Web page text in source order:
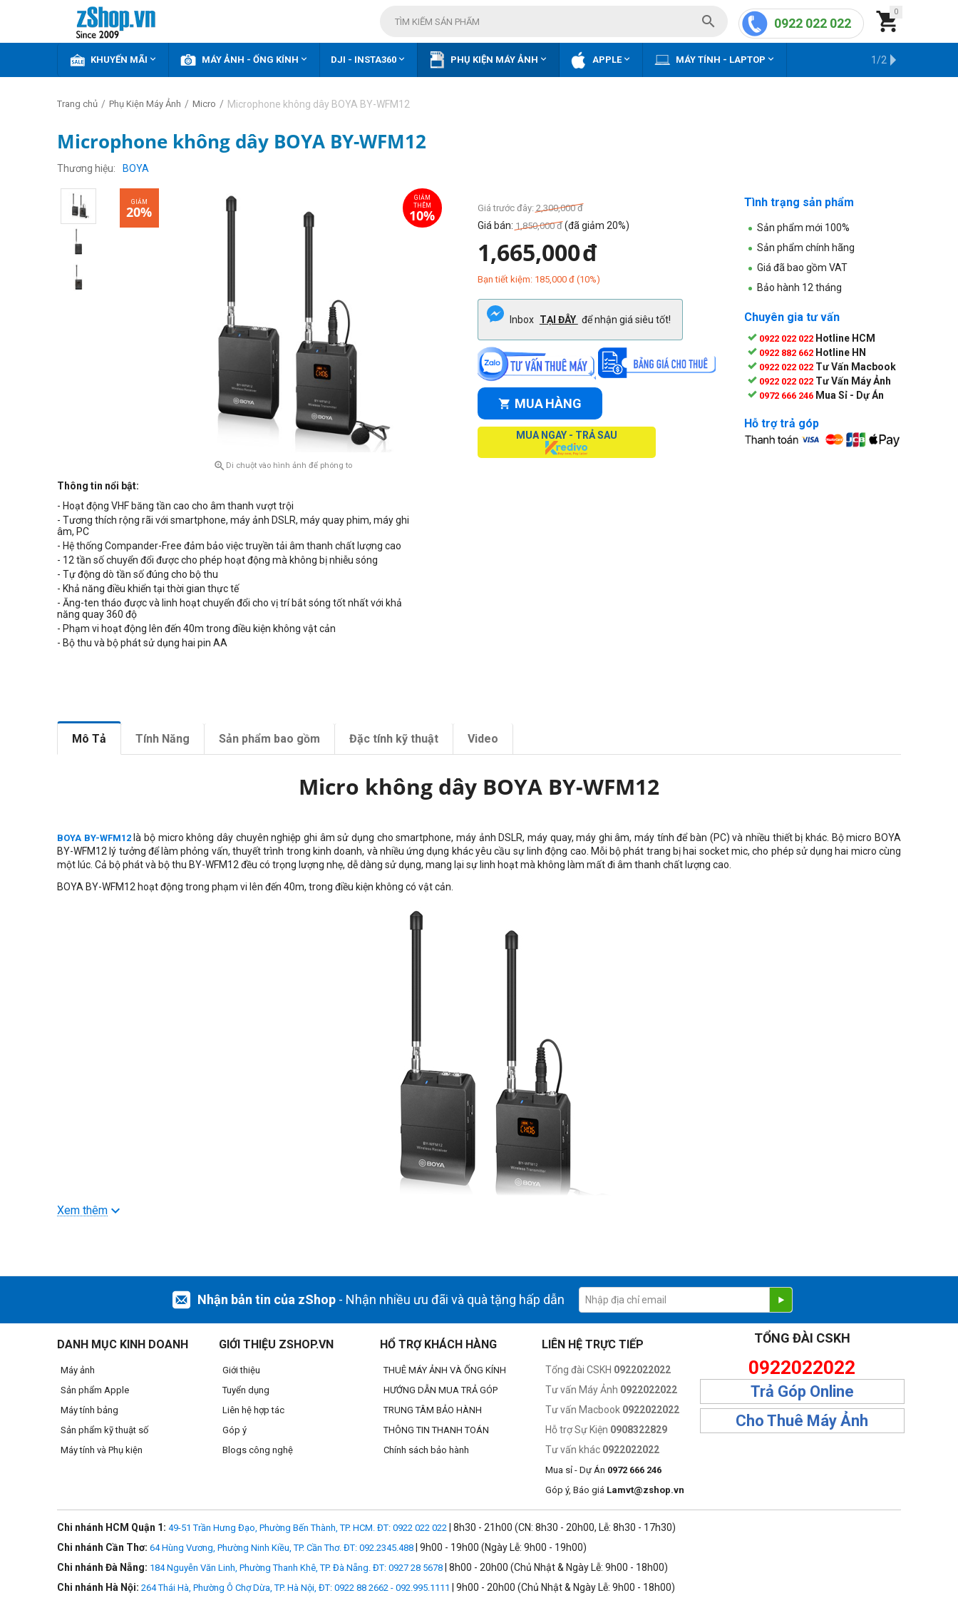
0

0922 022 022

KHUYẾN MÃI  MÁY ẢNH - ỐNG KÍNH  DJI - INSTA360  PHỤ KIỆN MÁY ẢNH  APPLE MÁY TÍNH - LAPTOP  KHO HÀNG CŨ
1/2
Trang chủ / Phụ Kiện Máy Ảnh / Micro / Microphone không dây BOYA BY-WFM12
Microphone không dây BOYA BY-WFM12
Thương hiệu BOYA
20%
 Di chuột vào hình ảnh để phóng to
Thông tin nổi bật:
- Hoạt động VHF băng tần cao cho âm thanh vượt trội
- Tương thích rộng rãi với smartphone, máy ảnh DSLR, máy quay phim, máy ghi
âm, PC
- Hệ thống Compander-Free đảm bảo việc truyền tải âm thanh chất lượng cao
- 12 tần số chuyển đổi được cho phép hoạt động mà không bị nhiễu sóng
- Tự động dò tần số đúng cho bộ thu
- Khả năng điều khiển tại thời gian thực tế
- Ăng-ten tháo được và linh hoạt chuyển đổi cho vị trí bắt sóng tốt nhất với khả
năng quay 360 độ
- Phạm vi hoạt động lên đến 40m trong điều kiện không vật cản
- Bộ thu và bộ phát sử dụng hai pin AA
Giá trước đây: 2,300,000 đ
Giá bán: 1,850,000 đ(đã giảm 20%)
1,665,000đ
Bạn tiết kiệm: 185,000đ(10%)
Inbox TẠI ĐÂY để nhận giá siêu tốt!
MUA HÀNG
MUA NGAY - TRẢ SAU
Tình trạng sản phẩm
Sản phẩm mới 100%
Sản phẩm chính hãng
Giá đã bao gồm VAT
Bảo hành 12 tháng
Chuyên gia tư vấn
0922 022 022 Hotline HCM
0922 882 662 Hotline HN
0922 022 022 Tư Vấn Macbook
0922 022 022 Tư Vấn Máy Ảnh
0972 666 246 Mua Sỉ - Dự Án
Hỗ trợ trả góp
Mô Tả Tính Năng Sản phẩm bao gồm Đặc tính kỹ thuật Video
Micro không dây BOYA BY-WFM12
BOYA BY-WFM12là bộ micro không dây chuyên nghiệp ghi âm sử dụng cho smartphone, máy ảnh DSLR, máy quay, máy ghi âm, máy tính để bàn (PC) và nhiều thiết bị khác. Bộ micro BOYA
BY-WFM12 lý tưởng để làm phỏng vấn, thuyết trình trong kinh doanh, và nhiều ứng dụng khác yêu cầu sự linh động cao. Mỗi bộ phát trang bị hai socket mic, cho phép sử dụng hai micro cùng
một lúc. Cả bộ phát và bộ thu BY-WFM12 đều có trọng lượng nhẹ, dễ dàng sử dụng, mang lại sự linh hoạt mà không làm mất đi âm thanh chất lượng cao.
BOYA BY-WFM12 hoạt động trong phạm vi lên đến 40m, trong điều kiện không có vật cản.
- Hoạt động VHF băng tần cao cho âm thanh vượt trội
- Tương thích rộng rãi với smartphone, máy ảnh DSLR, máy quay phim, máy ghi âm, PC
- Hệ thống Compander-Free đảm bảo việc truyền tải âm thanh chất lượng cao
- 12 tần số chuyển đổi được cho phép hoạt động mà không bị nhiễu sóng
- Khả năng điều khiển tại thời gian thực tế
- Bộ thu và bộ phát sử dụng hai pin AA
>>> Xem thêm sản phẩm
Xem thêm
Nhận bản tin của zShop - Nhận nhiều ưu đãi và quà tặng hấp dẫn
DANH MỤC KINH DOANH
Máy ảnh
Sản phẩm Apple
Máy tính bảng
Sản phẩm kỹ thuật số
Máy tính và Phụ kiện
GIỚI THIỆU ZSHOP.VN
Giới thiệu
Tuyển dụng
Liên hệ hợp tác
Góp ý
Blogs công nghệ
HỔ TRỢ KHÁCH HÀNG
THUÊ MÁY ẢNH VÀ ỐNG KÍNH
HƯỚNG DẪN MUA TRẢ GÓP
TRUNG TÂM BẢO HÀNH
THÔNG TIN THANH TOÁN
Chính sách bảo hành
LIÊN HỆ TRỰC TIẾP
Tổng đài CSKH 0922022022
Tư vấn Máy Ảnh 0922022022
Tư vấn Macbook 0922022022
Hỗ trợ Sự Kiện 0908322829
Tư vấn khác 0922022022
Mua sỉ - Dự Án 0972 666 246
Góp ý, Báo giá Lamvt@zshop.vn
TỔNG ĐÀI CSKH
0922022022
Trả Góp Online
Cho Thuê Máy Ảnh
Chi nhánh HCM Quận 1: 49-51 Trần Hưng Đạo, Phường Bến Thành, TP. HCM. ĐT: 0922 022 022 | 8h30 - 21h00 (CN: 8h30 - 20h00, Lễ: 8h30 - 17h30)
Chi nhánh Cần Thơ: 64 Hùng Vương, Phường Ninh Kiều, TP. Cần Thơ. ĐT: 092.2345.488 | 9h00 - 19h00 (Ngày Lễ: 9h00 - 19h00)
Chi nhánh Đà Nẵng: 184 Nguyễn Văn Linh, Phường Thanh Khê, TP. Đà Nẵng. ĐT: 0927 28 5678 | 8h00 - 20h00 (Chủ Nhật & Ngày Lễ: 9h00 - 18h00)
Chi nhánh Hà Nội: 264 Thái Hà, Phường Ô Chợ Dừa, TP. Hà Nội, ĐT: 0922 88 2662 - 092.995.1111 | 9h00 - 20h00 (Chủ Nhật & Ngày Lễ: 9h00 - 18h00)